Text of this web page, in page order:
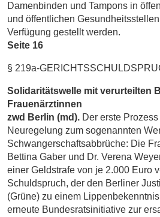
Damenbinden und Tampons in
und öffentlichen
Verfügung gestellt werden.
Seite 16
§ 219a-
Solidaritätswelle mit verurteilten
Frauenärztinnen
zwd Berlin (md). Der erste
Neuregelung zum sogenannten
Schwangerschaftsabbrüche: Die
Bettina Gaber und Dr. Verena
einer Geldstrafe von je 2.000 Euro
Schuldspruch, der den Berliner
(Grüne) zu einem
erneute Bundesratsinitiative zur